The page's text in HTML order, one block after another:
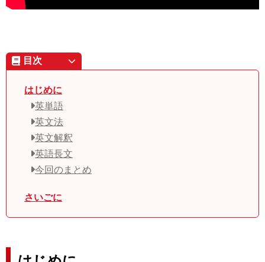
目次
はじめに
英単語
英文法
英文解釈
英語長文
今回のまとめ
さいごに